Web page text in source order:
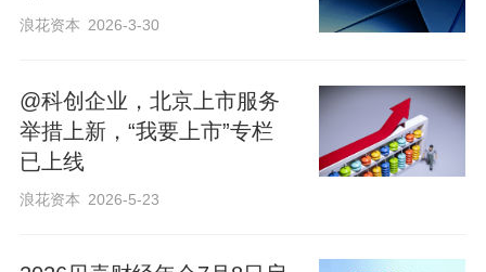
浪花资本 2026-3-30
@科创企业，北京上市服务
举措上新，“我要上市”专栏
已上线
浪花资本 2026-5-23